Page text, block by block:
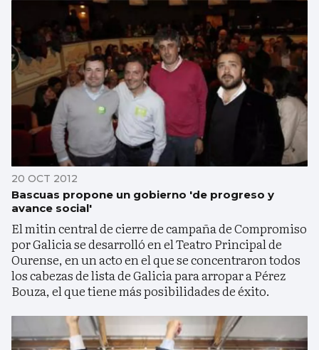
20 OCT 2012
Bascuas propone un gobierno 'de progreso y
avance social'
El mitin central de cierre de campaña de Compromiso
por Galicia se desarrolló en el Teatro Principal de
Ourense, en un acto en el que se concentraron todos
los cabezas de lista de Galicia para arropar a Pérez
Bouza, el que tiene más posibilidades de éxito.